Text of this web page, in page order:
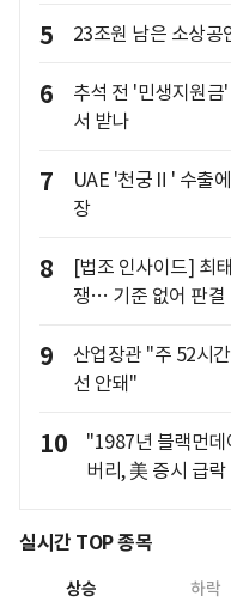
5 23조원 남은 소상
6
추석 전 '민생지원
서 받나
7
UAE '천궁Ⅱ' 수출
장
8
[법조 인사이드] 최
쟁… 기준 없어 판결
9
산업장관 "주 52시
선 안돼"
10
"1987년 블랙먼
버리, 美 증시 급락
실시간 TOP 종목
상승 하락